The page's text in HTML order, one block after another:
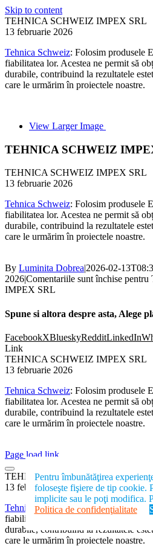
Skip to content
TEHNICA SCHWEIZ IMPEX SRL
13 februarie 2026
Tehnica Schweiz: Folosim produsele
fiabilitatea lor. Acestea ne permit să
durabile, contribuind la rezultatele
care le urmărim în proiectele noastre.
View Larger Image
TEHNICA SCHWEIZ
TEHNICA SCHWEIZ IMPEX SRL
13 februarie 2026
Tehnica Schweiz: Folosim produsele
fiabilitatea lor. Acestea ne permit să
durabile, contribuind la rezultatele
care le urmărim în proiectele noastre.
By Luminita Dobrea|2026-02-
2026|Comentariile sunt închise pentru
IMPEX SRL
Spune si altora despre asta, Alege
FacebookXBlueskyRedditLinkedIn
Link
TEHNICA SCHWEIZ IMPEX SRL
13 februarie 2026
Tehnica Schweiz: Folosim produsele
fiabilitatea lor. Acestea ne permit să
durabile, contribuind la rezultatele
care le urmărim în proiectele noastre.
Page load link
TEHNICA SCHWEIZ IMPEX SRL
13 februarie 2026
Tehnica Schweiz: Folosim produsele
fiabilitatea lor. Acestea ne permit să
durabile, contribuind la rezultatele
care le urmărim în proiectele noastre.
Pentru îmbunătăţirea
foloseşte fişiere de tip cookie.
implicite sau le poţi modifica.
Politica de confidenţialitate